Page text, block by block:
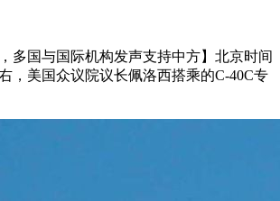
多国与国际机构发声支持中方】北京时间
，美国众议院议长佩洛西搭乘的C-40C专